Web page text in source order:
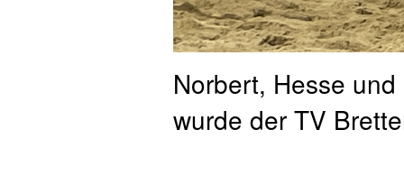
Norbert, Hesse
wurde der TV